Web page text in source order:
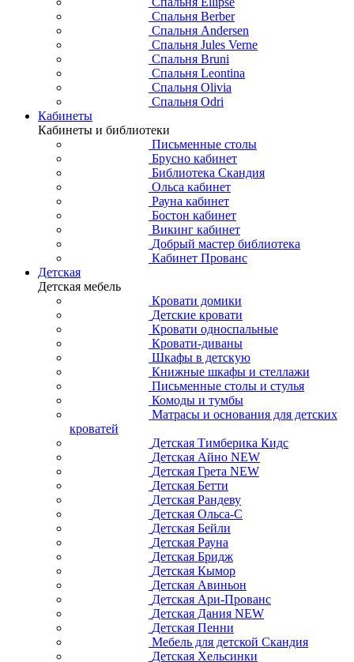
Спальня Berber
Спальня Andersen
Спальня Jules Verne
Спальня Bruni
Спальня Leontina
Спальня Olivia
Спальня Odri
Кабинеты
Кабинеты и библиотеки
Письменные столы
Брусно кабинет
Библиотека Скандия
Ольса кабинет
Рауна кабинет
Бостон кабинет
Викинг кабинет
Добрый мастер библиотека
Кабинет Прованс
Детская
Детская мебель
Кровати домики
Детские кровати
Кровати односпальные
Кровати-диваны
Шкафы в детскую
Книжные шкафы и стеллажи
Письменные столы и стулья
Комоды и тумбы
Матрасы и основания для детских
кроватей
Детская Тимберика Кидс
Детская Айно NEW
Детская Грета NEW
Детская Бетти
Детская Рандеву
Детская Ольса-С
Детская Бейли
Детская Рауна
Детская Бридж
Детская Кымор
Детская Авиньон
Детская Ари-Прованс
Детская Дания NEW
Детская Пенни
Мебель для детской Скандия
Детская Хельсинки